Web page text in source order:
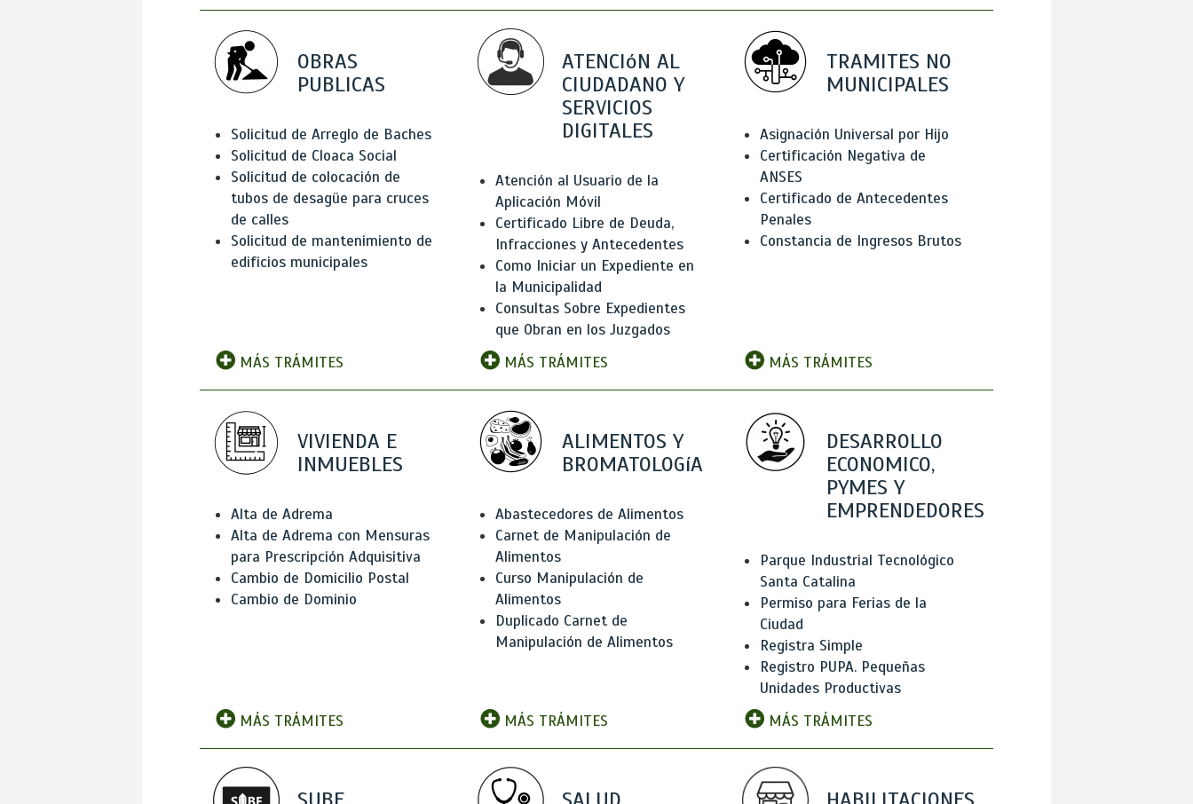
OBRAS
PUBLICAS
Solicitud de Arreglo de Baches
Solicitud de Cloaca Social
Solicitud de colocación de
tubos de desagüe para cruces
de calles
Solicitud de mantenimiento de
edificios municipales
MÁS TRÁMITES
ATENCIóN AL
CIUDADANO Y
SERVICIOS
DIGITALES
Atención al Usuario de la
Aplicación Móvil
Certificado Libre de Deuda,
Infracciones y Antecedentes
Como Iniciar un Expediente en
la Municipalidad
Consultas Sobre Expedientes
que Obran en los Juzgados
MÁS TRÁMITES
TRAMITES NO
MUNICIPALES
Asignación Universal por Hijo
Certificación Negativa de
ANSES
Certificado de Antecedentes
Penales
Constancia de Ingresos Brutos
MÁS TRÁMITES
VIVIENDA E
INMUEBLES
Alta de Adrema
Alta de Adrema con Mensuras
para Prescripción Adquisitiva
Cambio de Domicilio Postal
Cambio de Dominio
MÁS TRÁMITES
ALIMENTOS Y
BROMATOLOGíA
Abastecedores de Alimentos
Carnet de Manipulación de
Alimentos
Curso Manipulación de
Alimentos
Duplicado Carnet de
Manipulación de Alimentos
MÁS TRÁMITES
DESARROLLO
ECONOMICO,
PYMES Y
EMPRENDEDORES
Parque Industrial Tecnológico
Santa Catalina
Permiso para Ferias de la
Ciudad
Registra Simple
Registro PUPA. Pequeñas
Unidades Productivas
MÁS TRÁMITES